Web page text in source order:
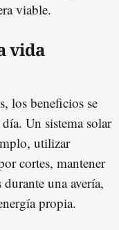
viable.
vida
los beneficios se
Un sistema solar
utilizar
cortes, mantener
una avería,
propia.